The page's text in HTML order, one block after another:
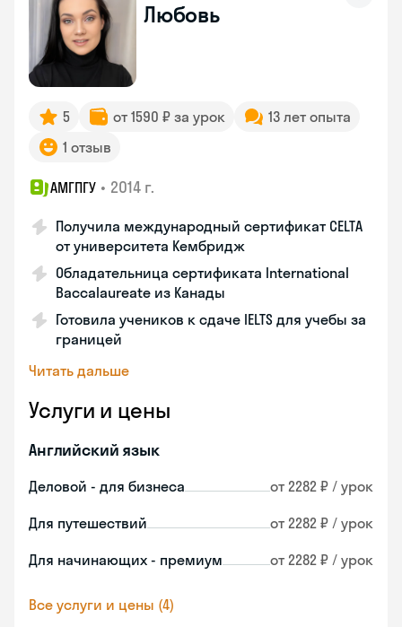
Любовь
5 от 1590 ₽ за урок
13 лет опыта
1 отзыв
АМГПГУ • 2014 г.
Получила международный сертификат CELTA
от университета Кембридж
Обладательница сертификата International
Baccalaureate из Канады
Готовила учеников к сдаче IELTS для учебы за
границей
Читать дальше
Услуги и цены
Английский язык
Деловой - для бизнеса от 2282 ₽ / урок
Для путешествий от 2282 ₽ / урок
Для начинающих - премиум от 2282 ₽ / урок
Все услуги и цены (4)